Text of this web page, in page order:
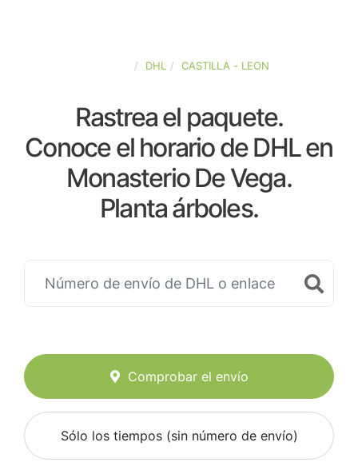
DHL CASTILLA - LEON
Rastrea el paquete.
Conoce el horario de DHL en
Monasterio De Vega.
Planta árboles.
Comprobar el envío
Sólo los tiempos (sin número de envío)